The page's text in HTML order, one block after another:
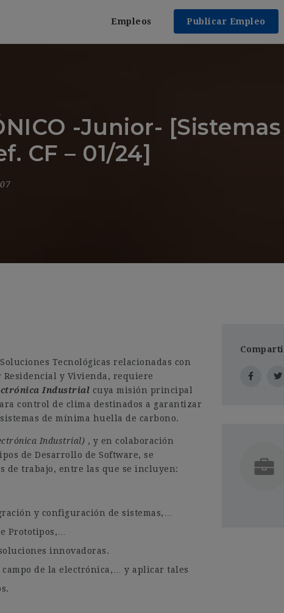
Empleos Publicar Empleo
-Junior-
CF – 01/24]
Tecnológicas relacionadas con
Residencial y Vivienda, requiere
Industrial cuya misión principal
control de clima destinados a garantizar
de mínima huella de carbono.
Industrial) , y en colaboración
de Desarrollo de Software, se
de trabajo, entre las que se incluyen:
y configuración de sistemas,…
Prototipos,…
innovadoras.
de la electrónica,… y aplicar tales